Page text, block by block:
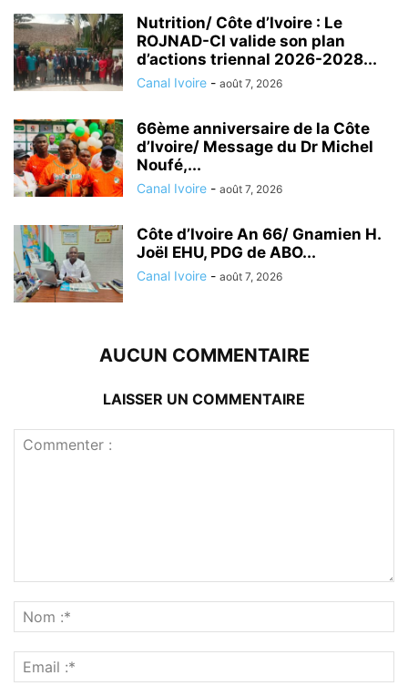
Nutrition/ Côte d’Ivoire : Le
ROJNAD-CI valide son plan
d’actions triennal 2026-2028...
Canal Ivoire - août 7, 2026
66ème anniversaire de la Côte
d’Ivoire/ Message du Dr Michel
Noufé,...
Canal Ivoire - août 7, 2026
Côte d’Ivoire An 66/ Gnamien H.
Joël EHU, PDG de ABO...
Canal Ivoire - août 7, 2026
AUCUN COMMENTAIRE
LAISSER UN COMMENTAIRE